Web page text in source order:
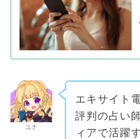
ユナ
エキサイト
評判の占い
ィアで活躍